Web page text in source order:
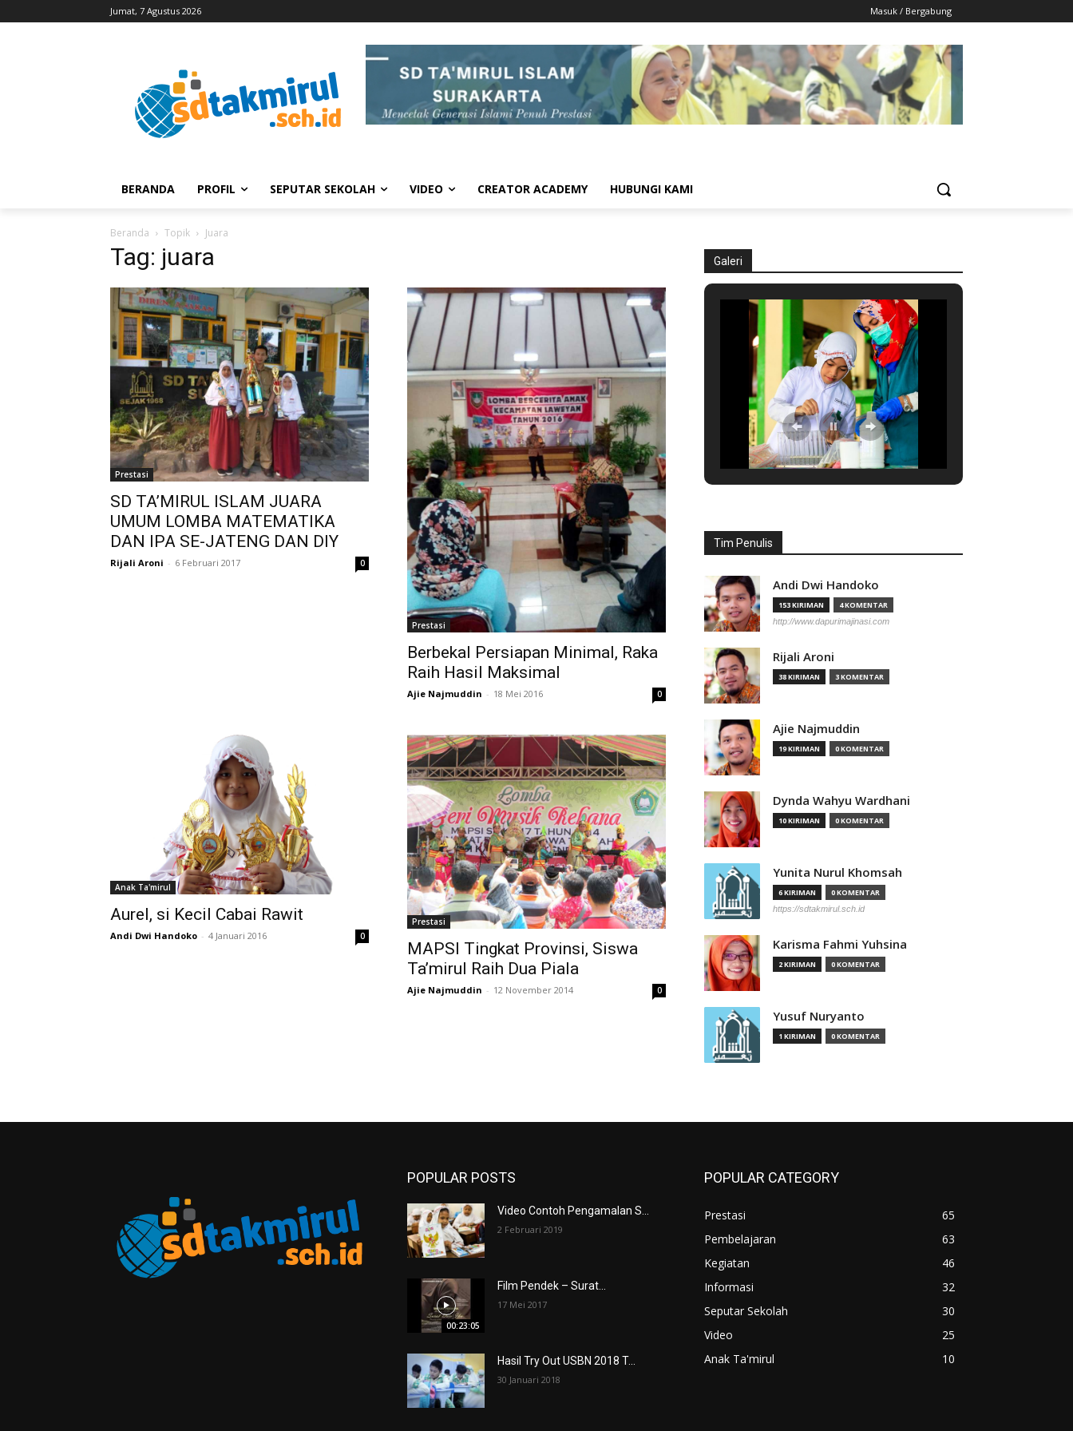
Jumat, 7 Agustus 2026 Masuk / Bergabung
BERANDA PROFIL SEPUTAR SEKOLAH VIDEO CREATOR ACADEMY HUBUNGI KAMI
Beranda Topik Juara
Tag: juara
Prestasi
SD TA’MIRUL ISLAM JUARA
UMUM LOMBA MATEMATIKA
DAN IPA SE-JATENG DAN DIY
Rijali Aroni - 6 Februari 2017 0
Prestasi
Berbekal Persiapan Minimal, Raka
Raih Hasil Maksimal
Ajie Najmuddin - 18 Mei 2016 0
Anak Ta'mirul
Aurel, si Kecil Cabai Rawit
Andi Dwi Handoko - 4 Januari 2016 0
Prestasi
MAPSI Tingkat Provinsi, Siswa
Ta’mirul Raih Dua Piala
Ajie Najmuddin - 12 November 2014 0
Galeri
Tim Penulis
Andi Dwi Handoko
153 KIRIMAN 4 KOMENTAR
http://www.dapurimajinasi.com
Rijali Aroni
38 KIRIMAN 3 KOMENTAR
Ajie Najmuddin
19 KIRIMAN 0 KOMENTAR
Dynda Wahyu Wardhani
10 KIRIMAN 0 KOMENTAR
Yunita Nurul Khomsah
6 KIRIMAN 0 KOMENTAR
https://sdtakmirul.sch.id
Karisma Fahmi Yuhsina
2 KIRIMAN 0 KOMENTAR
Yusuf Nuryanto
1 KIRIMAN 0 KOMENTAR
POPULAR POSTS
Video Contoh Pengamalan S...
2 Februari 2019
00:23:05
Film Pendek – Surat...
17 Mei 2017
Hasil Try Out USBN 2018 T...
30 Januari 2018
POPULAR CATEGORY
Prestasi
65
Pembelajaran
63
Kegiatan
46
Informasi
32
Seputar Sekolah
30
Video
25
Anak Ta'mirul
10